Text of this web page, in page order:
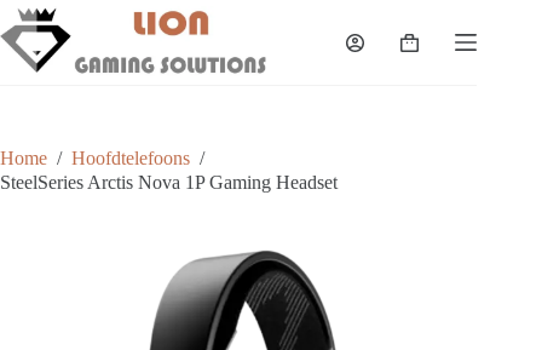
Skip
to
content
Shopping
Home / Hoofdtelefoons /
SteelSeries Arctis Nova 1P Gaming Headset